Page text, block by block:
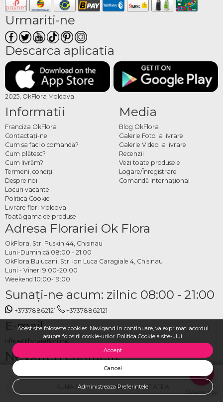
Acest site foloseste cookies. Navigand in continuare, va exprimati acordul
asupra folosirii cookie-urilor. Politica Cookie a site-ului
Accept
Cancel
Administreaza Preferintele
SUNA SI VERIFICA DISPONIBILITATEA
Urmariti-ne
Descarca aplicatia
2025, OkFlora Moldova
Informatii
Franciza OkFlora
Contactaţi-ne
Cum sa faci o comandă?
Cum plătesc?
Cum livrăm?
Termeni, condiţii
Despre noi
Locuri vacante
Politica Cookie
Livrare flori Moldova
Toată gama de produse
Media
Blog OkFlora
Galerie Foto la livrare
Galerie Video la livrare
Recenzii
Vezi toate produsele
Logare/Înregistrare
Comandă Internațional
Adresa Florariei Ok Flora
OkFlora, Str. Puskin 44, Chisinau
Luni-Duminică 08:00 - 21:00
OkFlora Buiucani, Str. Ion Luca Caragiale 4, Chisinau
Luni - Vineri 9:00-20:00
Weekend 10:00-19:00
Sunaţi-ne acum: zilnic 08:00 - 21:00
+37378862121 +37378862121
E-mail
office@livrareflori.md
Ne puteți contacta:
whatsapp